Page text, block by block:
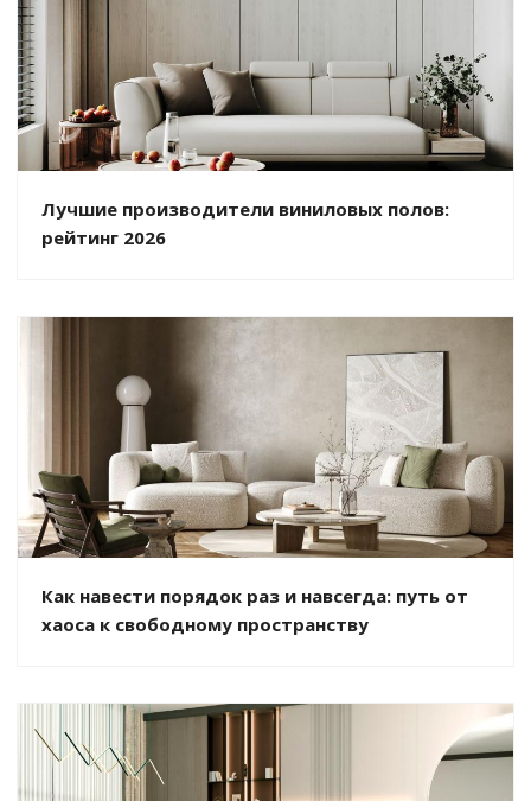
Лучшие производители виниловых полов:
рейтинг 2026
Как навести порядок раз и навсегда: путь от
хаоса к свободному пространству